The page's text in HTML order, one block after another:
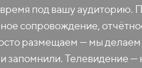
под вашу аудиторию.
сопровождение,
размещаем — мы делаем
запомнили. Телевидение —